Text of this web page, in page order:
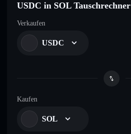
USDC in SOL Tauschrechner
Verkaufen
USDC
Kaufen
SOL